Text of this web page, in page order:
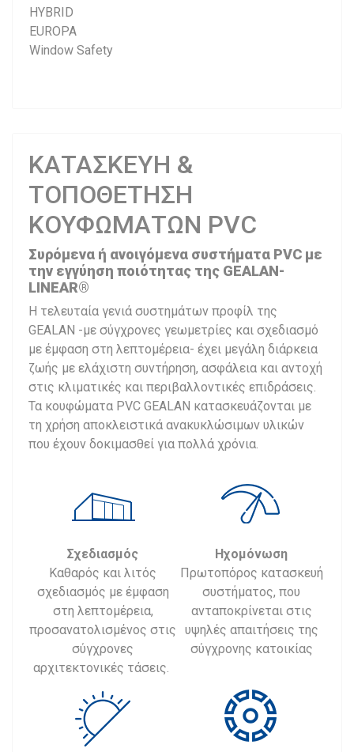
HYBRID
EUROPA
Window Safety
ΚΑΤΑΣΚΕΥΗ &
ΤΟΠΟΘΕΤΗΣΗ
ΚΟΥΦΩΜΑΤΩΝ PVC
Συρόμενα ή ανοιγόμενα συστήματα PVC με
την εγγύηση ποιότητας της GEALAN-
LINEAR®
Η τελευταία γενιά συστημάτων προφίλ της
GEALAN -με σύγχρονες γεωμετρίες και σχεδιασμό
με έμφαση στη λεπτομέρεια- έχει μεγάλη διάρκεια
ζωής με ελάχιστη συντήρηση, ασφάλεια και αντοχή
στις κλιματικές και περιβαλλοντικές επιδράσεις.
Τα κουφώματα PVC GEALAN κατασκευάζονται με
τη χρήση αποκλειστικά ανακυκλώσιμων υλικών
που έχουν δοκιμασθεί για πολλά χρόνια.
Σχεδιασμός
Καθαρός και λιτός
σχεδιασμός με έμφαση
στη λεπτομέρεια,
προσανατολισμένος στις
σύγχρονες
αρχιτεκτονικές τάσεις.
Ηχομόνωση
Πρωτοπόρος κατασκευή
συστήματος, που
ανταποκρίνεται στις
υψηλές απαιτήσεις της
σύγχρονης κατοικίας